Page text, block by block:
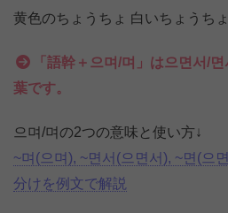
黄色のちょうちょ 白いちょうち
「語幹＋으며/며」は으면서/
葉です。
으며/며の2つの意味と使い方↓
~며(으며), ~면서(으면서), ~면(으
分けを例文で解説